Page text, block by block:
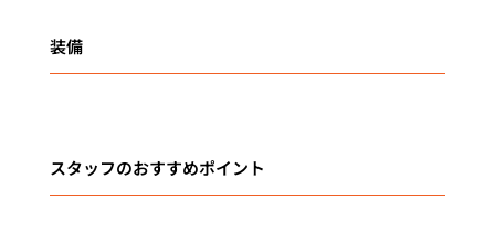
装備
スタッフのおすすめポイント